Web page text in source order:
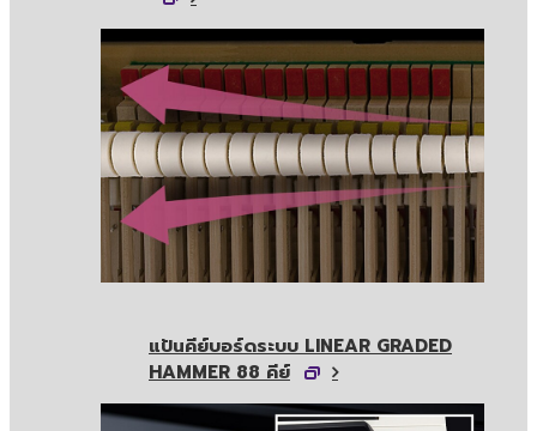
แป้นคีย์บอร์ดระบบ LINEAR GRADED
HAMMER 88 คีย์